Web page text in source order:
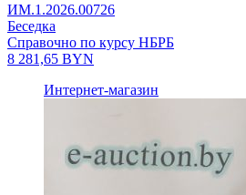
ИМ.1.2026.00726
Беседка
Справочно по курсу НБРБ
8 281,65 BYN
Интернет-магазин